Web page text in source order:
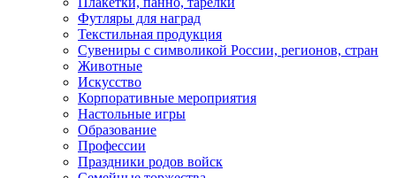
Футляры для наград
Текстильная продукция
Сувениры с символикой России, регионов, стран
Животные
Искусство
Корпоративные мероприятия
Настольные игры
Образование
Профессии
Праздники родов войск